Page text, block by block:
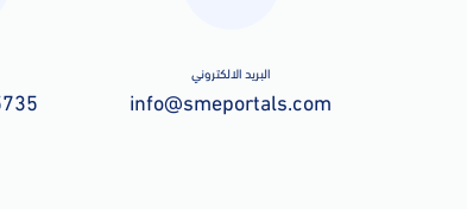
البريد الالكتروني
info@smeportals.com